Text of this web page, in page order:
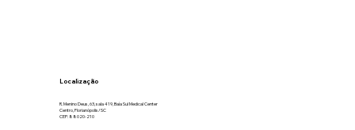
Localização
R. Menino Deus, 63, sala 419, Baía Sul Medical Center
Centro, Florianópolis/SC
CEP: 88020-210